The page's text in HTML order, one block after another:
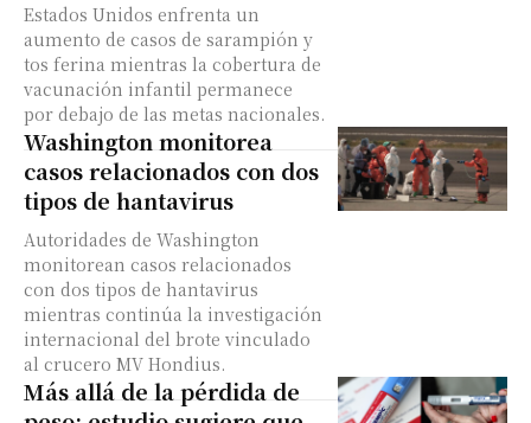
Estados Unidos enfrenta un
aumento de casos de sarampión y
tos ferina mientras la cobertura de
vacunación infantil permanece
por debajo de las metas nacionales.
Washington monitorea
casos relacionados con dos
tipos de hantavirus
Autoridades de Washington
monitorean casos relacionados
con dos tipos de hantavirus
mientras continúa la investigación
internacional del brote vinculado
al crucero MV Hondius.
Más allá de la pérdida de